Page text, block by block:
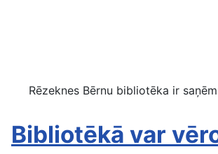
Rēzeknes Bērnu bibliotēka ir
Bibliotēkā var